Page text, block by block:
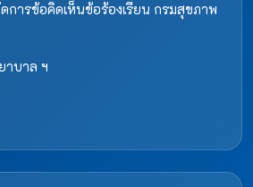
การข้อคิดเห็นข้อร้องเรียน กรมสุขภาพ
าบาล ฯ